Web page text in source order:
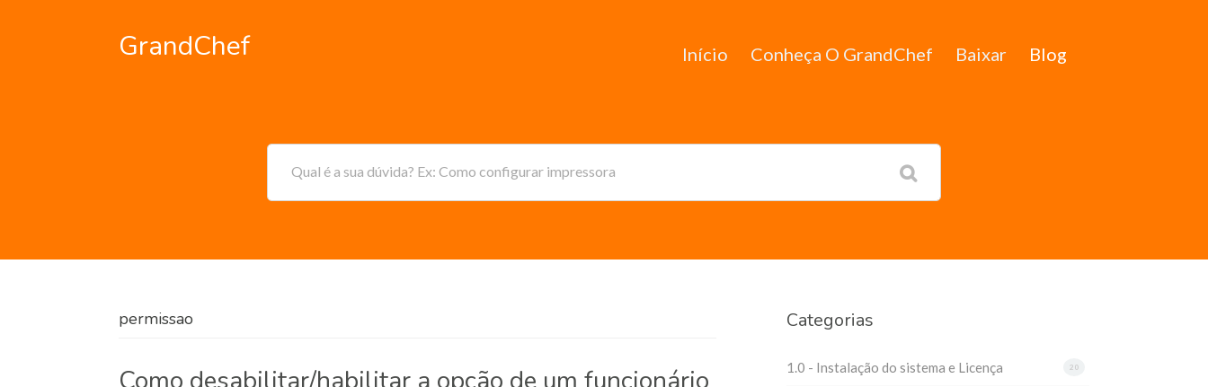
GrandChef Início Conheça O GrandChef Baixar Blog
Qual é a sua dúvida? Ex: Como configurar impressora
permissao Categorias
20
1.0 - Instalação do sistema e Licença